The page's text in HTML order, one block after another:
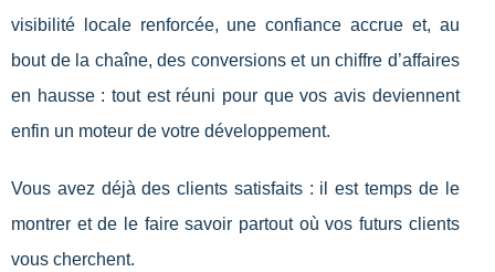
visibilité locale renforcée, une confiance accrue et, au
bout de la chaîne, des conversions et un chiffre d’affaires
en hausse : tout est réuni pour que vos avis deviennent
enfin un moteur de votre développement.
Vous avez déjà des clients satisfaits : il est temps de le
montrer et de le faire savoir partout où vos futurs clients
vous cherchent.